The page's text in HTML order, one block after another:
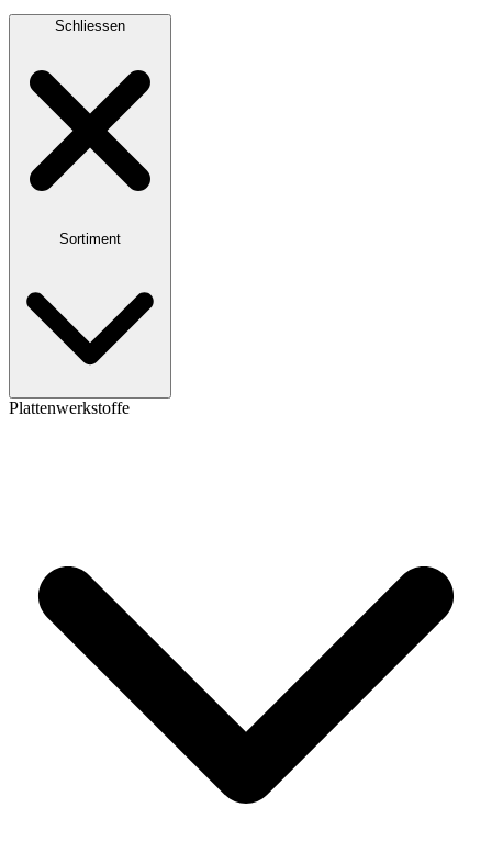
Schliessen
Sortiment
Plattenwerkstoffe